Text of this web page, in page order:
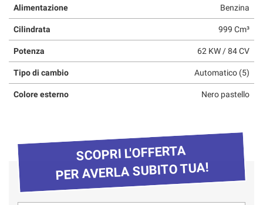
Alimentazione Benzina
Cilindrata 999 Cm³
Potenza 62 KW / 84 CV
Tipo di cambio Automatico (5)
Colore esterno Nero pastello
SCOPRI L'OFFERTA
PER AVERLA SUBITO TUA!
questi
di
tracciamento
rimanda
alla
cookie
modificare
le
tue
scelte